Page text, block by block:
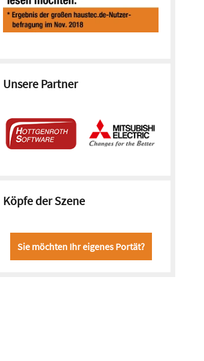
Unsere Partner
Köpfe der Szene
Sie möchten Ihr eigenes Portät?